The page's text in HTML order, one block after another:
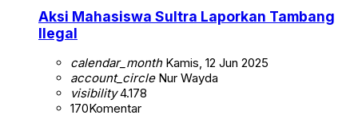
Aksi Mahasiswa Sultra Laporkan Tambang
Ilegal
calendar_monthKamis, 12 Jun 2025
account_circleNur Wayda
visibility4.178
170Komentar